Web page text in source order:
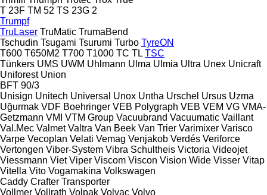
T 23F TM 52 TS 23G 2
Trumpf
TruLaser TruMatic TrumaBend
Tschudin Tsugami Tsurumi Turbo TyreON
T600 T650M2 T700 T1000 TC TL TSC
Tünkers UMS UWM Uhlmann Ulma Ulmia Ultra Unex Unicraft
Uniforest Union
BFT 90/3
Unisign Unitech Universal Unox Untha Urschel Ursus Uzma
Uğurmak VDF Boehringer VEB Polygraph VEB VEM VG VMA-
Getzmann VMI VTM Group Vacuubrand Vacuumatic Vaillant
Val.Mec Valmet Valtra Van Beek Van Trier Varimixer Varisco
Varpe Vecoplan Velati Vemag Venjakob Verdés Veriforce
Vertongen Viber-System Vibra Schultheis Victoria Videojet
Viessmann Viet Viper Viscom Viscon Vision Wide Visser Vitap
Vitella Vito Vogamakina Volkswagen
Caddy Crafter Transporter
Vollmer Vollrath Volpak Volvac Volvo